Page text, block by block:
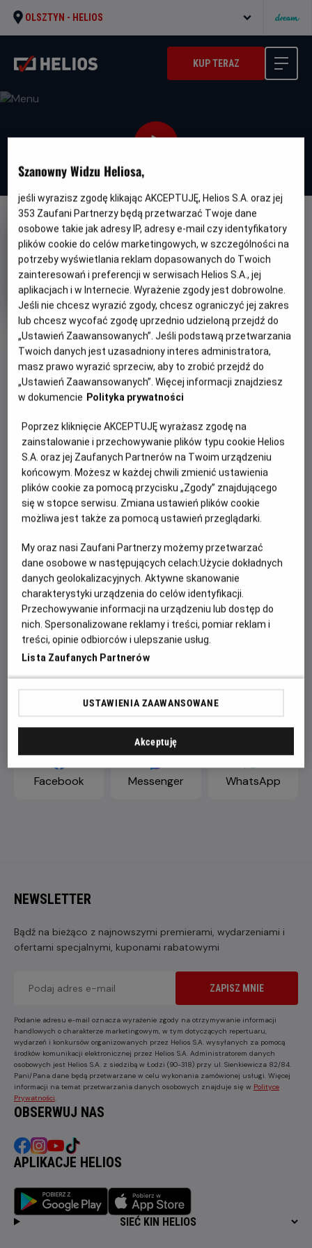
OLSZTYN - HELIOS
KUP TERAZ
OBSERWUJ
Menu
Oryginalny
tytuł
The Menu Gatunek
Horror / Komedia
Minimalny
wiek
Od 15
lat
Czas
trwania
107 min
Kraj
rok
produkcji
USA (2022)
OCENA HELIOS
7.5
PREMIERA
REŻYSERIA
Mark Mylod
SCENARIUSZ
Seth Reiss, Will Tracy
OBSADA
Anya Taylor-Joy, Ralph Fiennes, Nicholas Hoult
WIĘCEJ SZCZEGÓŁÓW
Młoda para wybiera się na odległą wyspę, do ekskluzywnej
restauracji. Okazuje się jednak, że nie wszystko jest takie
jakim się wydaje a w menu czekają zaskakujące
niespodzianki.
ZAPROŚ ZNAJOMYCH
Facebook Messenger WhatsApp
NEWSLETTER
Bądź na bieżąco z najnowszymi premierami, wydarzeniami i
ofertami specjalnymi, kuponami rabatowymi
ZAPISZ MNIE
Podanie adresu e-mail oznacza wyrażenie zgody na otrzymywanie informacji
handlowych o charakterze marketingowym, w tym dotyczących repertuaru,
wydarzeń i konkursów organizowanych przez Helios S.A. wysyłanych za pomocą
środków komunikacji elektronicznej przez Helios S.A. Administratorem danych
osobowych jest Helios S.A. z siedzibą w Łodzi (90-318) przy ul. Sienkiewicza 82/84.
Pani/Pana dane będą przetwarzane w celu wykonania zamówionej usługi. Więcej
informacji na temat przetwarzania danych osobowych znajduje się w Polityce
Prywatności
OBSERWUJ NAS
APLIKACJE HELIOS
SIEĆ KIN HELIOS
Szanowny Widzu Heliosa,
jeśli wyrazisz zgodę klikając AKCEPTUJĘ, Helios S.A. oraz jej
353 Zaufani Partnerzy będą przetwarzać Twoje dane
osobowe takie jak adresy IP, adresy e-mail czy identyfikatory
plików cookie do celów marketingowych, w szczególności na
potrzeby wyświetlania reklam dopasowanych do Twoich
zainteresowań i preferencji w serwisach Helios S.A., jej
aplikacjach i w Internecie. Wyrażenie zgody jest dobrowolne.
Jeśli nie chcesz wyrazić zgody, chcesz ograniczyć jej zakres
lub chcesz wycofać zgodę uprzednio udzieloną przejdź do
„Ustawień Zaawansowanych”. Jeśli podstawą przetwarzania
Twoich danych jest uzasadniony interes administratora,
masz prawo wyrazić sprzeciw, aby to zrobić przejdź do
„Ustawień Zaawansowanych”. Więcej informacji znajdziesz
w dokumencie Polityka prywatności
Poprzez kliknięcie AKCEPTUJĘ wyrażasz zgodę na
zainstalowanie i przechowywanie plików typu cookie Helios
S.A. oraz jej Zaufanych Partnerów na Twoim urządzeniu
końcowym. Możesz w każdej chwili zmienić ustawienia
plików cookie za pomocą przycisku „Zgody” znajdującego
się w stopce serwisu. Zmiana ustawień plików cookie
możliwa jest także za pomocą ustawień przeglądarki.
My oraz nasi Zaufani Partnerzy możemy przetwarzać
dane osobowe w następujących celach:Użycie dokładnych
danych geolokalizacyjnych. Aktywne skanowanie
charakterystyki urządzenia do celów identyfikacji.
Przechowywanie informacji na urządzeniu lub dostęp do
nich. Spersonalizowane reklamy i treści, pomiar reklam i
treści, opinie odbiorców i ulepszanie usług.
Lista Zaufanych Partnerów
USTAWIENIA ZAAWANSOWANE
Akceptuję